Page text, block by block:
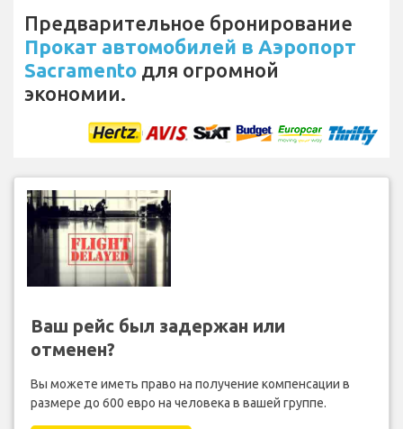
Предварительное бронирование
Прокат автомобилей в Аэропорт
Sacramento для огромной
экономии.
Ваш рейс был задержан или
отменен?
Вы можете иметь право на получение компенсации в
размере до 600 евро на человека в вашей группе.